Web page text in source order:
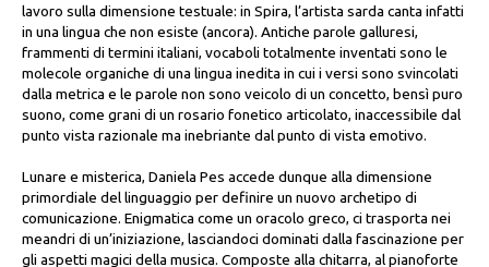
lavoro sulla dimensione testuale: in Spira, l’artista sarda canta infatti
in una lingua che non esiste (ancora). Antiche parole galluresi,
frammenti di termini italiani, vocaboli totalmente inventati sono le
molecole organiche di una lingua inedita in cui i versi sono svincolati
dalla metrica e le parole non sono veicolo di un concetto, bensì puro
suono, come grani di un rosario fonetico articolato, inaccessibile dal
punto vista razionale ma inebriante dal punto di vista emotivo.
Lunare e misterica, Daniela Pes accede dunque alla dimensione
primordiale del linguaggio per definire un nuovo archetipo di
comunicazione. Enigmatica come un oracolo greco, ci trasporta nei
meandri di un’iniziazione, lasciandoci dominati dalla fascinazione per
gli aspetti magici della musica. Composte alla chitarra, al pianoforte